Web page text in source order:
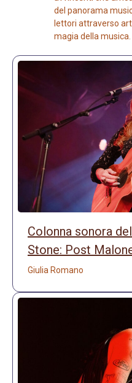
del panorama
lettori attraverso
magia della musica.
Colonna sonora
Stone: Post
Giulia Romano